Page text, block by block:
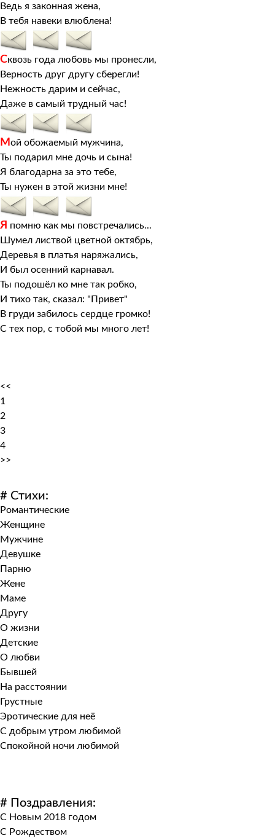
Ведь я законная жена,
В тебя навеки влюблена!
Сквозь года любовь мы пронесли,
Верность друг другу сберегли!
Нежность дарим и сейчас,
Даже в самый трудный час!
Мой обожаемый мужчина,
Ты подарил мне дочь и сына!
Я благодарна за это тебе,
Ты нужен в этой жизни мне!
Я помню как мы повстречались...
Шумел листвой цветной октябрь,
Деревья в платья наряжались,
И был осенний карнавал.
Ты подошёл ко мне так робко,
И тихо так, сказал: "Привет"
В груди забилось сердце громко!
С тех пор, с тобой мы много лет!
<<
1
2
3
4
>>
# Стихи:
Романтические
Женщине
Мужчине
Девушке
Парню
Жене
Маме
Другу
О жизни
Детские
О любви
Бывшей
На расстоянии
Грустные
Эротические для неё
С добрым утром любимой
Спокойной ночи любимой
# Поздравления:
С Новым 2018 годом
С Рождеством